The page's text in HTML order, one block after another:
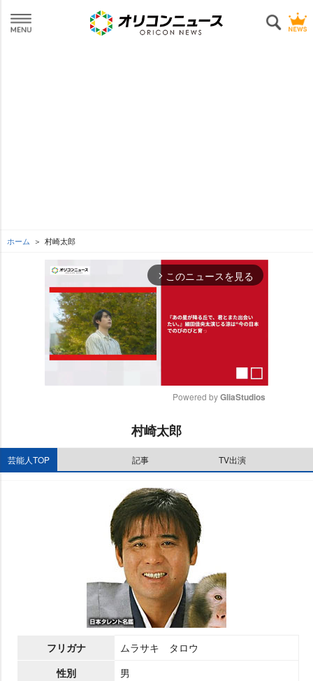
ホーム 村崎太郎
arrow_forward_ios このニュースを見る
t
e
Powered by GliaStudios
村崎太郎
芸能人TOP 記事 TV出演
フリガナ
ムラサキ タロウ
性別
男